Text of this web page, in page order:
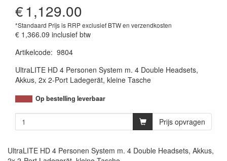
€1,129.00
*Standaard Prijs is RRP exclusief BTW en verzendkosten
€ 1,366.09 inclusief btw
Artikelcode: 9804
UltraLITE HD 4 Personen System m. 4 Double Headsets,
Akkus, 2x 2-Port Ladegerät, kleine Tasche
Op bestelling leverbaar
Prijs opvragen
UltraLITE HD 4 Personen System m. 4 Double Headsets, Akkus,